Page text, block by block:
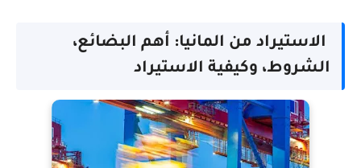
الاستيراد من المانيا: أهم البضائع،
الشروط، وكيفية الاستيراد